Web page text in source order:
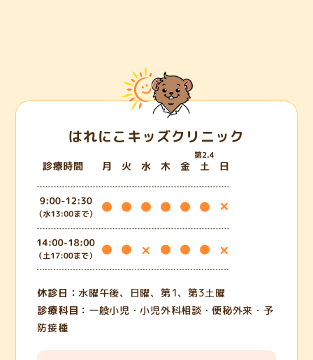
はれにこキッズクリニック
休診日： 水曜午後、日曜、第1、第3土曜
診療科目： 一般小児・小児外科相談・便秘外来・予
防接種